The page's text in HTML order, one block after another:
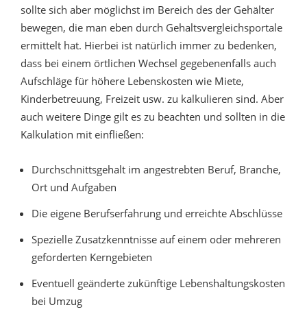
sollte sich aber möglichst im Bereich des der Gehälter
bewegen, die man eben durch Gehaltsvergleichsportale
ermittelt hat. Hierbei ist natürlich immer zu bedenken,
dass bei einem örtlichen Wechsel gegebenenfalls auch
Aufschläge für höhere Lebenskosten wie Miete,
Kinderbetreuung, Freizeit usw. zu kalkulieren sind. Aber
auch weitere Dinge gilt es zu beachten und sollten in die
Kalkulation mit einfließen:
Durchschnittsgehalt im angestrebten Beruf, Branche,
Ort und Aufgaben
Die eigene Berufserfahrung und erreichte Abschlüsse
Spezielle Zusatzkenntnisse auf einem oder mehreren
geforderten Kerngebieten
Eventuell geänderte zukünftige Lebenshaltungskosten
bei Umzug